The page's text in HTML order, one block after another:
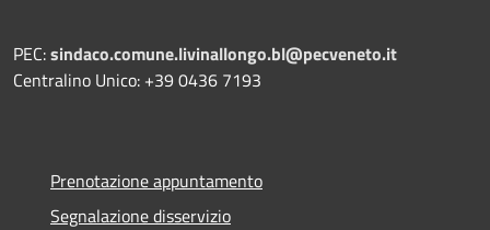
PEC:sindaco.comune.livinallongo.bl@pecveneto.it
Centralino Unico: +39 0436 7193
Prenotazione appuntamento
Segnalazione disservizio